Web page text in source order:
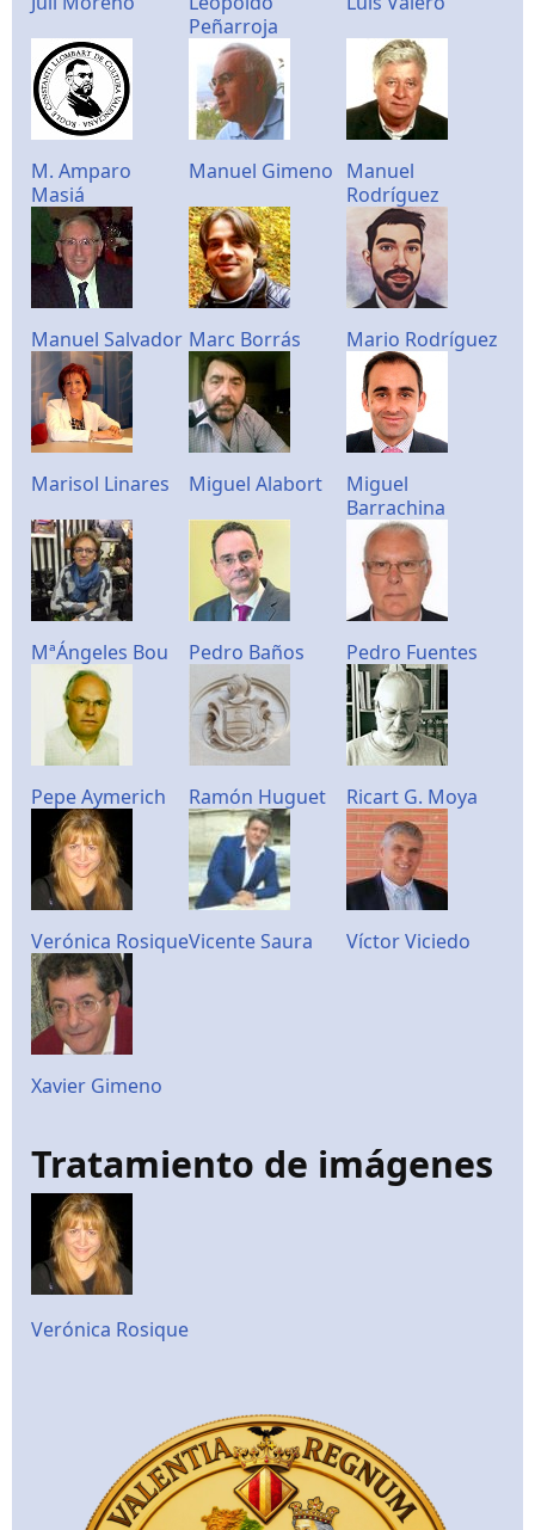
Peñarroja
M. Amparo
Masiá
Manuel Gimeno Manuel
Rodríguez
Manuel Salvador Marc Borrás Mario Rodríguez
Marisol Linares Miguel Alabort
Miguel
Barrachina
MªÁngeles Bou Pedro Baños Pedro Fuentes
Pepe Aymerich Ramón Huguet Ricart G. Moya
Verónica RosiqueVicente Saura Víctor Viciedo
Xavier Gimeno
Tratamiento de imágenes
Verónica Rosique